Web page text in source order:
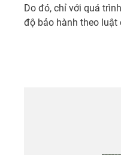
Do đó, chỉ với quá
độ bảo hành theo luật